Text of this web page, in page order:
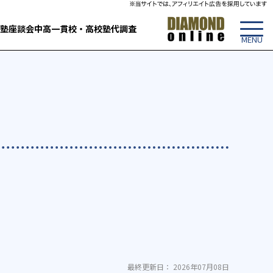
座談会中高一貫校・高校塾代調査
最終更新日： 2026年07月08日